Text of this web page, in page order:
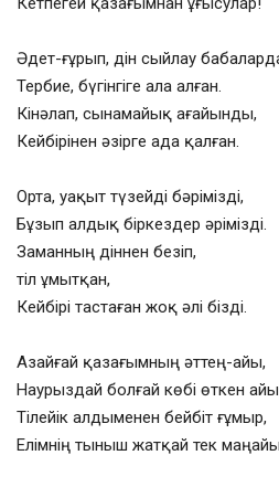
Әдет-ғұрып, дін сыйлау
Тербие, бүгінгіге ала алған.
Кінәлап, сынамайық ағайынды,
Кейбірінен әзірге ада қалған.
Орта, уақыт түзейді бәрімізді,
Бұзып алдық біркездер әрімізді.
Заманның діннен безіп,
тіл ұмытқан,
Кейбірі тастаған жоқ әлі бізді.
Азайғай қазағымның әттең-айы,
Наурыздай болғай көбі өткен
Тілейік алдыменен бейбіт ғұмыр,
Елімнің тыныш жатқай тек